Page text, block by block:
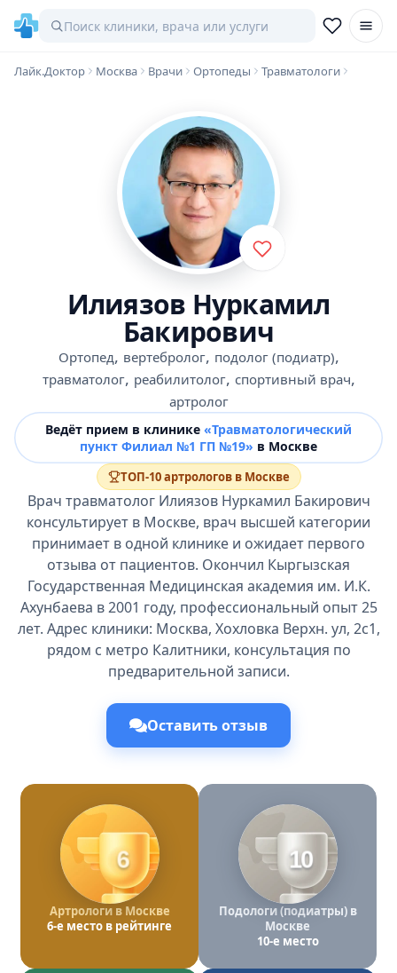
Лайк.Доктор Москва Врачи Ортопеды Травматологи
Илиязов Нуркамил
Бакирович
Ортопед, вертебролог, подолог (подиатр),
травматолог, реабилитолог, спортивный врач,
артролог
Ведёт прием в клинике «Травматологический
пункт Филиал №1 ГП №19» в Москве
ТОП-10 артрологов в Москве
Врач травматолог Илиязов Нуркамил Бакирович
консультирует в Москве, врач высшей категории
принимает в одной клинике и ожидает первого
отзыва от пациентов. Окончил Кыргызская
Государственная Медицинская академия им. И.К.
Ахунбаева в 2001 году, профессиональный опыт 25
лет. Адрес клиники: Москва, Хохловка Верхн. ул, 2с1,
рядом с метро Калитники, консультация по
предварительной записи.
Оставить отзыв
6
Артрологи в Москве
6-е место в рейтинге
10
Подологи (подиатры) в
Москве
10-е место